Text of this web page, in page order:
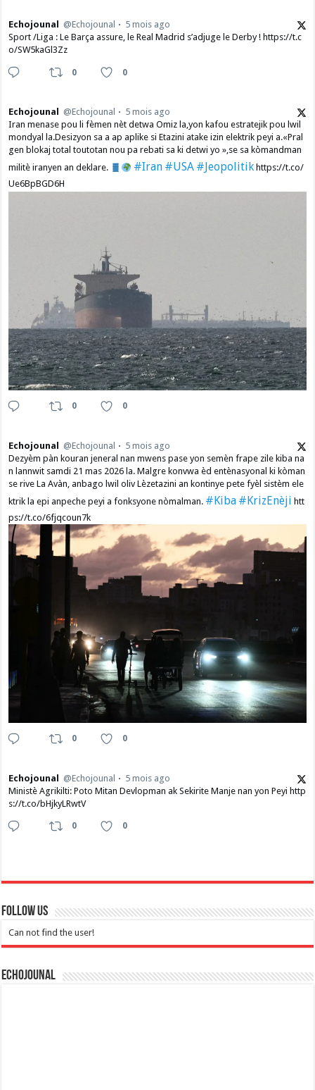
Echojounal @Echojounal
5 mois ago
Sport /Liga : Le Barça assure, le Real Madrid s’adjuge le Derby ! https://t.c
o/SW5kaGl3Zz
0 0
Echojounal @Echojounal
5 mois ago
Iran menase pou li fèmen nèt detwa Omiz la,yon kafou estratejik pou lwil
mondyal la.Desizyon sa a ap aplike si Etazini atake izin elektrik peyi a.​«Pral
gen blokaj total toutotan nou pa rebati sa ki detwi yo »,se sa kòmandman
militè iranyen an deklare.
#Iran #USA #Jeopolitikhttps://t.co/
Ue6BpBGD6H
0 0
Echojounal @Echojounal
5 mois ago
Dezyèm pàn kouran jeneral nan mwens pase yon semèn frape zile kiba na
n lannwit samdi 21 mas 2026 la. Malgre konvwa èd entènasyonal ki kòman
se rive La Avàn, anbago lwil oliv Lèzetazini an kontinye pete fyèl sistèm ele
ktrik la epi anpeche peyi a fonksyone nòmalman. #Kiba #KrizEnèji htt
ps://t.co/6fjqcoun7k
0 0
Echojounal @Echojounal
5 mois ago
Ministè Agrikilti: Poto Mitan Devlopman ak Sekirite Manje nan yon Peyi http
s://t.co/bHjkyLRwtV
0 0
Follow Us
Can not find the user!
Echojounal